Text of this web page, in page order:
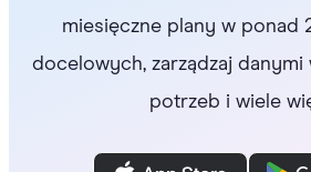
miesięczne plany w ponad
docelowych, zarządzaj danymi
potrzeb i wiele